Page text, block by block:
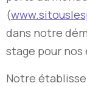
(
dans notre
stage pour
Notre